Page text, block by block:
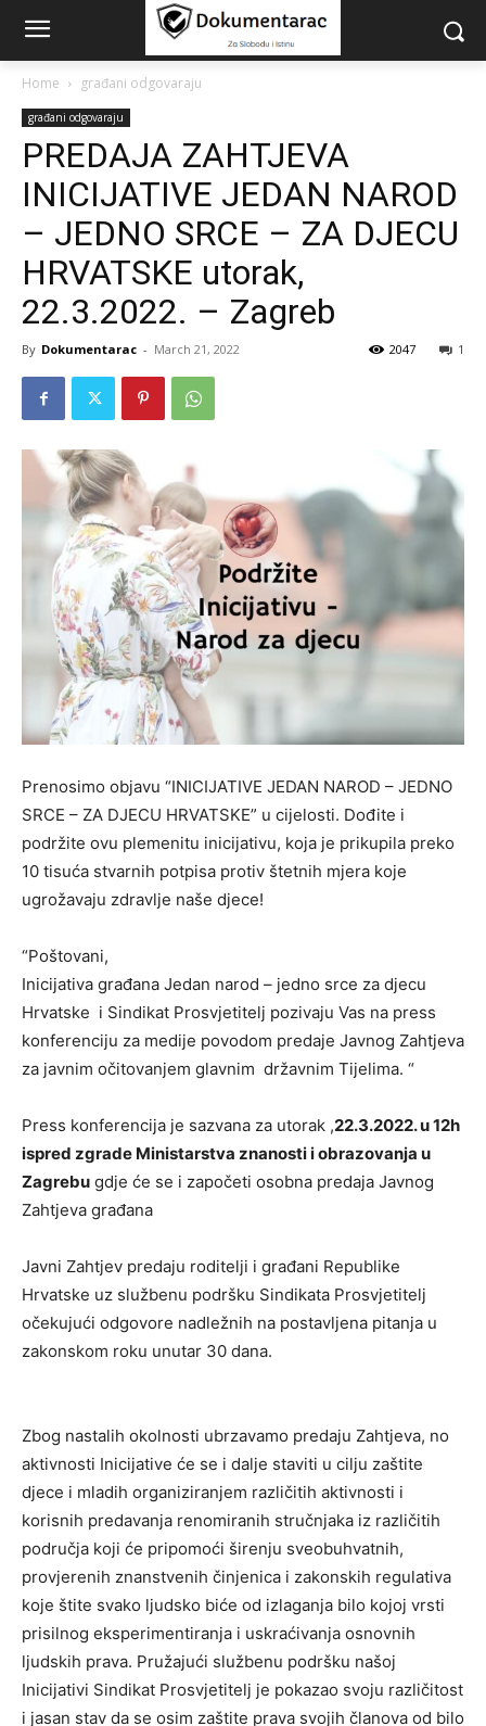
Home građani odgovaraju
građani odgovaraju
PREDAJA ZAHTJEVA
INICIJATIVE JEDAN NAROD
– JEDNO SRCE – ZA DJECU
HRVATSKE utorak,
22.3.2022. – Zagreb
By Dokumentarac - March 21, 2022 1
2047
Prenosimo objavu “INICIJATIVE JEDAN NAROD – JEDNO
SRCE – ZA DJECU HRVATSKE” u cijelosti. Dođite i
podržite ovu plemenitu inicijativu, koja je prikupila preko
10 tisuća stvarnih potpisa protiv štetnih mjera koje
ugrožavaju zdravlje naše djece!
“Poštovani,
Inicijativa građana Jedan narod – jedno srce za djecu
Hrvatske i Sindikat Prosvjetitelj pozivaju Vas na press
konferenciju za medije povodom predaje Javnog Zahtjeva
za javnim očitovanjem glavnim državnim Tijelima. “
Press konferencija je sazvana za utorak ,22.3.2022. u 12h
ispred zgrade Ministarstva znanosti i obrazovanja u
Zagrebu gdje će se i započeti osobna predaja Javnog
Zahtjeva građana
Javni Zahtjev predaju roditelji i građani Republike
Hrvatske uz službenu podršku Sindikata Prosvjetitelj
očekujući odgovore nadležnih na postavljena pitanja u
zakonskom roku unutar 30 dana.
Zbog nastalih okolnosti ubrzavamo predaju Zahtjeva, no
aktivnosti Inicijative će se i dalje staviti u cilju zaštite
djece i mladih organiziranjem različitih aktivnosti i
korisnih predavanja renomiranih stručnjaka iz različitih
područja koji će pripomoći širenju sveobuhvatnih,
provjerenih znanstvenih činjenica i zakonskih regulativa
koje štite svako ljudsko biće od izlaganja bilo kojoj vrsti
prisilnog eksperimentiranja i uskraćivanja osnovnih
ljudskih prava. Pružajući službenu podršku našoj
Inicijativi Sindikat Prosvjetitelj je pokazao svoju različitost
i jasan stav da se osim zaštite prava svojih članova od bilo